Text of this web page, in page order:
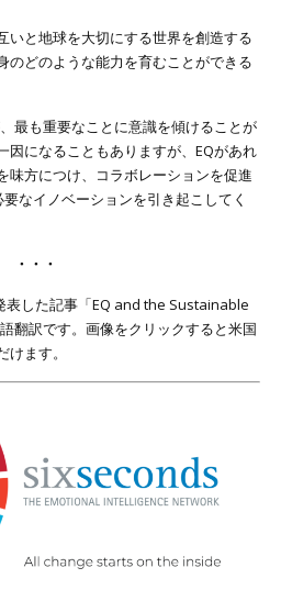
いと地球を大切にする世界を創造する
のどのような能力を育むことができる
最も重要なことに意識を傾けることが
因になることもありますが、EQがあれ
味方につけ、コラボレーションを促進
なイノベーションを引き起こしてく
・・・
表した記事「EQ and the Sustainable
翻訳です。画像をクリックすると米国
ます。